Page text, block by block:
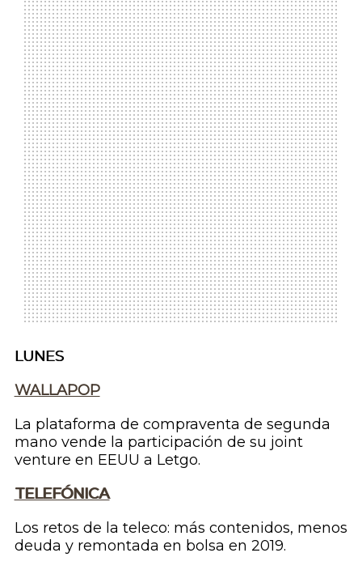
LUNES
WALLAPOP
La plataforma de compraventa de segunda
mano vende la participación de su joint
venture en EEUU a Letgo.
TELEFÓNICA
Los retos de la teleco: más contenidos, menos
deuda y remontada en bolsa en 2019.